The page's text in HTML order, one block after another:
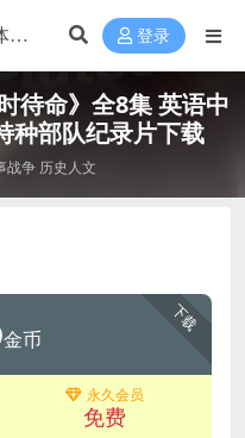
登录
待命》全8集 英语中
种部队纪录片下载
战争 历史人文
下载
金币
永久会员
免费